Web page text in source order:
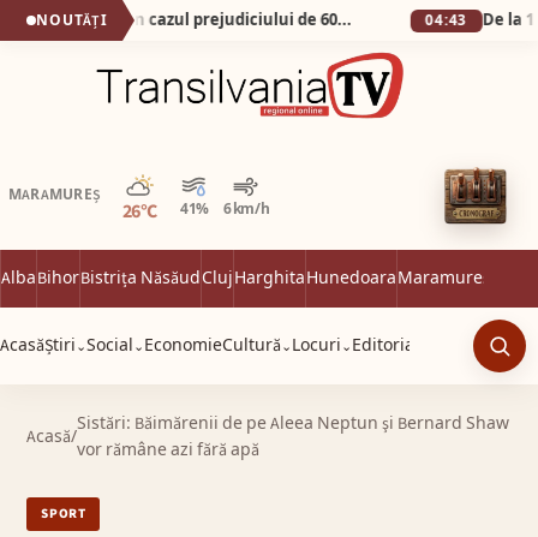
NOUTĂȚI FACIAS sesizează DNA în cazul prejudiciului de 600 de milioane de euro din dosarul Pfizer. Cei vinovați trebuie să plăteasca. 04:43
MARAMUREȘ
26°C 41% 6 km/h
Parțial noros
AlbaBihorBistrița NăsăudClujHarghitaHunedoaraMaramureș
AcasăȘtiri ⌄Social ⌄ EconomieCultură ⌄ Locuri ⌄ Editorial
Acasă/
Sistări: Băimărenii de pe Aleea Neptun şi Bernard Shaw
vor rămâne azi fără apă
SPORT